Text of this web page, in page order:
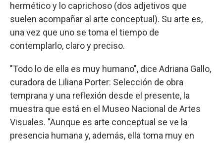
hermético y lo caprichoso (dos adjetivos que
suelen acompañar al arte conceptual). Su arte es,
una vez que uno se toma el tiempo de
contemplarlo, claro y preciso.
"Todo lo de ella es muy humano", dice Adriana Gallo,
curadora de Liliana Porter: Selección de obra
temprana y una reflexión desde el presente, la
muestra que está en el Museo Nacional de Artes
Visuales. "Aunque es arte conceptual se ve la
presencia humana y, además, ella toma muy en